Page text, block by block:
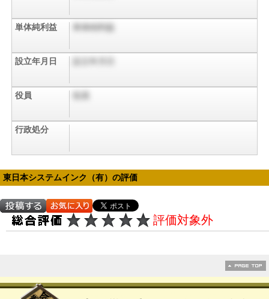
単体純利益
設立年月日
役員
行政処分
東日本システムインク（有）の評価
評価対象外